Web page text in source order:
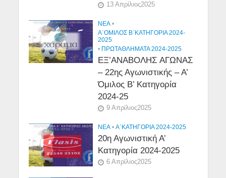
13 Απρίλιος2025
NEA •
Α΄ΟΜΙΛΟΣ Β΄ΚΑΤΗΓΟΡΙΑ 2024-
2025
• ΠΡΩΤΑΘΛΗΜΑΤΑ 2024-2025
ΕΞ’ΑΝΑΒΟΛΗΣ ΑΓΩΝΑΣ
– 22ης Αγωνιστικής – Α’
Όμιλος Β’ Κατηγορία
2024-25
9 Απρίλιος2025
NEA • Α΄ΚΑΤΗΓΟΡΙΑ 2024-2025
20η Αγωνιστική Α’
Κατηγορία 2024-2025
6 Απρίλιος2025